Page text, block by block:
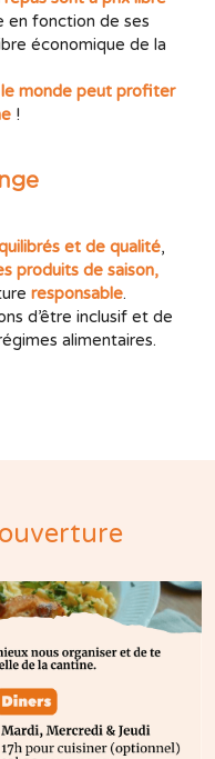
en fonction de ses
économique de la
monde peut profiter
!
et de qualité,
produits de saison,
responsable.
d’être inclusif et de
alimentaires.